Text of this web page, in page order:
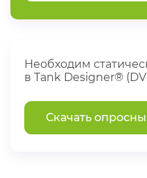
Необходим
в Tank Designer®
Скачать